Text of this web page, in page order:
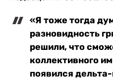
«Я тоже тогда
разновидность
решили, что
коллективного
появился